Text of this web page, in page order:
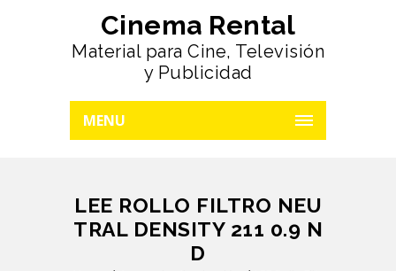
Cinema Rental
Material para Cine, Televisión
y Publicidad
MENU
LEE ROLLO FILTRO NEU
TRAL DENSITY 211 0.9 N
D